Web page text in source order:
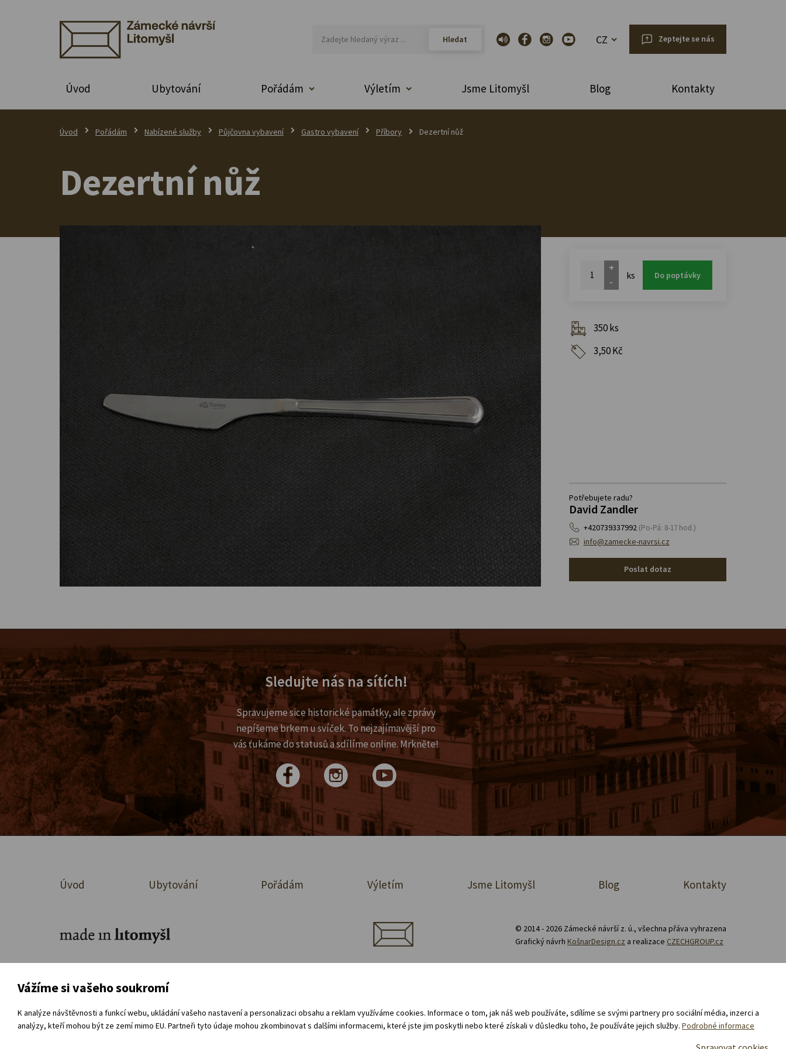
CZ Zeptejte se nás
Úvod Ubytování Pořádám Výletím Jsme Litomyšl Blog Kontakty
Úvod Pořádám Nabízené služby Půjčovna vybavení Gastro vybavení Příbory Dezertní nůž
Dezertní nůž
+
-
ks Do poptávky
350 ks
3,50 Kč
Potřebujete radu?
David Zandler
+420739337992 (Po-Pá: 8-17 hod.)
info@zamecke-navrsi.cz
Poslat dotaz
Sledujte nás na sítích!
Spravujeme sice historické památky, ale zprávy
nepíšeme brkem u svíček. To nejzajímavější pro
vás ťukáme do statusů a sdílíme online. Mrkněte!
Úvod Ubytování Pořádám Výletím Jsme Litomyšl Blog Kontakty
© 2014 - 2026 Zámecké návrší z. ú., všechna přáva vyhrazena
Grafický návrh KošnarDesign.cz a realizace CZECHGROUP.cz
Ke stažení
Vážíme si vašeho soukromí
K analýze návštěvnosti a funkcí webu, ukládání vašeho nastavení a personalizaci obsahu a reklam využíváme cookies. Informace o tom, jak náš web používáte, sdílíme se svými partnery pro sociální média, inzerci a
analýzy, kteří mohou být ze zemí mimo EU. Partneři tyto údaje mohou zkombinovat s dalšími informacemi, které jste jim poskytli nebo které získali v důsledku toho, že používáte jejich služby. Podrobné informace